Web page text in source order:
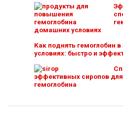
домашних условиях
Как поднять гемоглобин
условиях: быстро и
эффективных сиропов
гемоглобина